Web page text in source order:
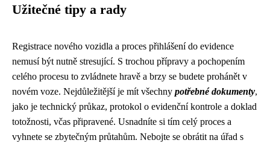
Užitečné tipy a rady
Registrace nového vozidla a proces přihlášení do evidence
nemusí být nutně stresující. S trochou přípravy a pochopením
celého procesu to zvládnete hravě a brzy se budete prohánět v
novém voze. Nejdůležitější je mít všechny potřebné dokumenty,
jako je technický průkaz, protokol o evidenční kontrole a doklad
totožnosti, včas připravené. Usnadníte si tím celý proces a
vyhnete se zbytečným průtahům. Nebojte se obrátit na úřad s